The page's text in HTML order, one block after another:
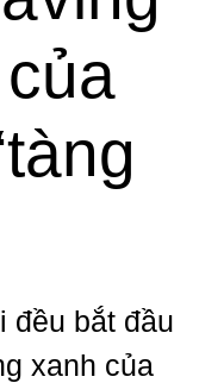
đều bắt đầu
xanh của